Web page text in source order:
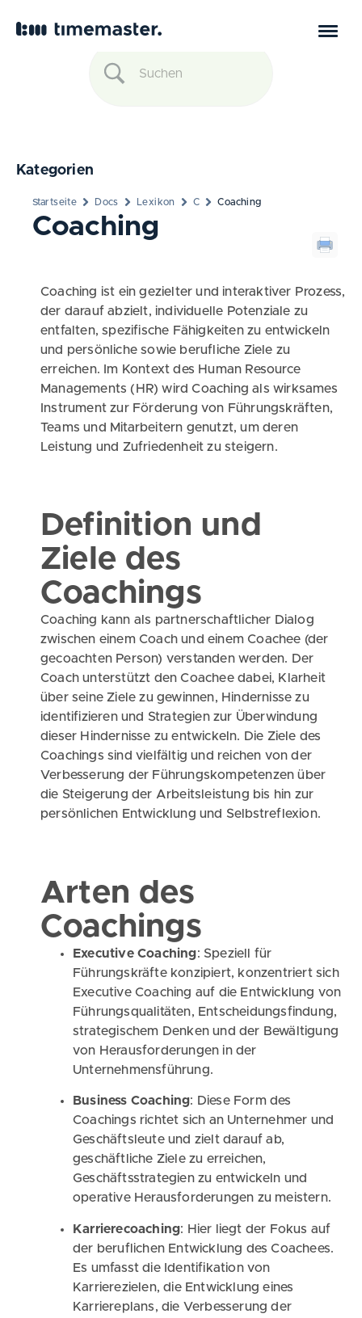
Kategorien
Startseite Docs Lexikon C Coaching
Coaching
Coaching ist ein gezielter und interaktiver Prozess,
der darauf abzielt, individuelle Potenziale zu
entfalten, spezifische Fähigkeiten zu entwickeln
und persönliche sowie berufliche Ziele zu
erreichen. Im Kontext des Human Resource
Managements (HR) wird Coaching als wirksames
Instrument zur Förderung von Führungskräften,
Teams und Mitarbeitern genutzt, um deren
Leistung und Zufriedenheit zu steigern.
Definition und
Ziele des
Coachings
Coaching kann als partnerschaftlicher Dialog
zwischen einem Coach und einem Coachee (der
gecoachten Person) verstanden werden. Der
Coach unterstützt den Coachee dabei, Klarheit
über seine Ziele zu gewinnen, Hindernisse zu
identifizieren und Strategien zur Überwindung
dieser Hindernisse zu entwickeln. Die Ziele des
Coachings sind vielfältig und reichen von der
Verbesserung der Führungskompetenzen über
die Steigerung der Arbeitsleistung bis hin zur
persönlichen Entwicklung und Selbstreflexion.
Arten des
Coachings
Executive Coaching: Speziell für
Führungskräfte konzipiert, konzentriert sich
Executive Coaching auf die Entwicklung von
Führungsqualitäten, Entscheidungsfindung,
strategischem Denken und der Bewältigung
von Herausforderungen in der
Unternehmensführung.
Business Coaching: Diese Form des
Coachings richtet sich an Unternehmer und
Geschäftsleute und zielt darauf ab,
geschäftliche Ziele zu erreichen,
Geschäftsstrategien zu entwickeln und
operative Herausforderungen zu meistern.
Karrierecoaching: Hier liegt der Fokus auf
der beruflichen Entwicklung des Coachees.
Es umfasst die Identifikation von
Karrierezielen, die Entwicklung eines
Karriereplans, die Verbesserung der